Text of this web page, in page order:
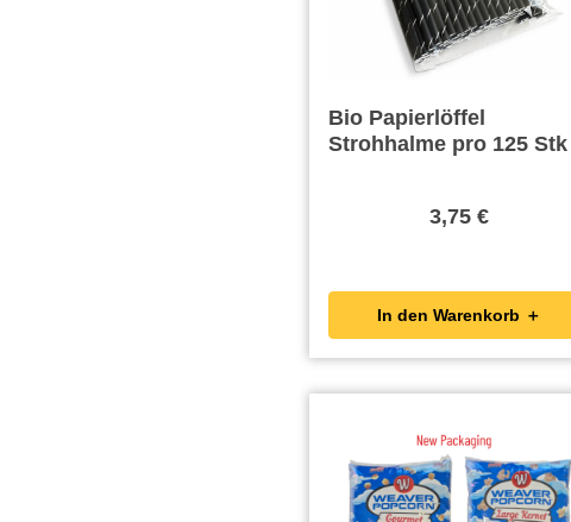
Bio Papierlöffel
Strohhalme pro 125 Stk
3,75 €
In den Warenkorb ＋